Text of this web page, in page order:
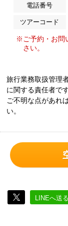
電話番号
ツアーコード
※ご予約・お問
さい。
旅行業務取扱管理
に関する責任者で
ご不明な点があれ
い。
LINEへ送る